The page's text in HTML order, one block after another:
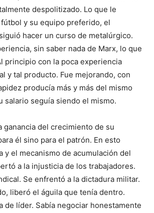
despolitizado. Lo que le
y su equipo preferido, el
hacer un curso de metalúrgico.
sin saber nada de Marx, lo que
principio con la poca experiencia
y tal producto. Fue mejorando, con
producía más y más del mismo
salario seguía siendo el mismo.
ganancia del crecimiento de su
él sino para el patrón. En esto
y el mecanismo de acumulación del
a la injusticia de los trabajadores.
Se enfrentó a la dictadura militar.
liberó el águila que tenía dentro.
de líder. Sabía negociar honestamente